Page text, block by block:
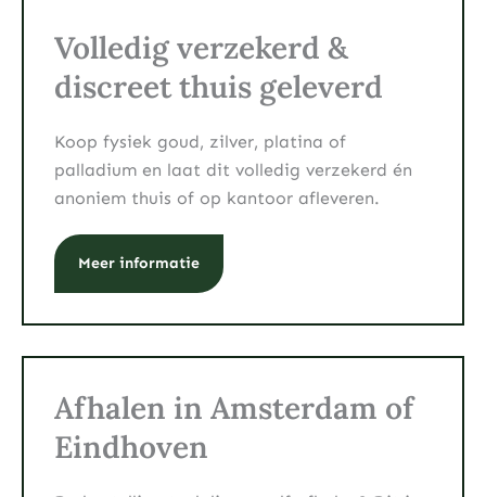
Volledig verzekerd &
discreet thuis geleverd
Koop fysiek goud, zilver, platina of
palladium en laat dit volledig verzekerd én
anoniem thuis of op kantoor afleveren.
Meer informatie
Afhalen in Amsterdam of
Eindhoven